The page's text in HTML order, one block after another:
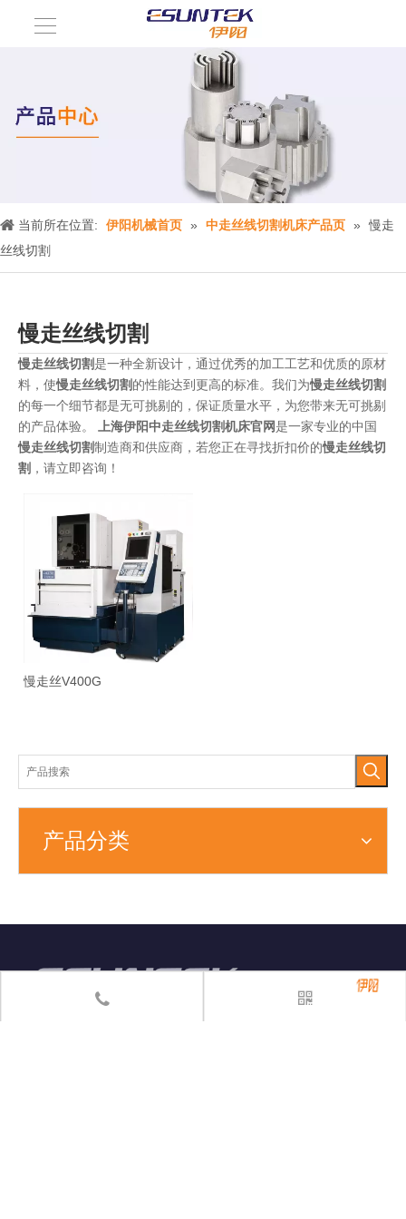
当前所在位置: 伊阳机械首页 » 中走丝线切割机床产品页 »
慢走
丝线切割
慢走丝线切割
慢走丝线切割是一种全新设计，通过优秀的加工工艺和优质的原材
料，使慢走丝线切割的性能达到更高的标准。我们为慢走丝线切割
的每一个细节都是无可挑剔的，保证质量水平，为您带来无可挑剔
的产品体验。 上海伊阳中走丝线切割机床官网是一家专业的中国
慢走丝线切割制造商和供应商，若您正在寻找折扣价的慢走丝线切
割 ，请立即咨询！
慢走丝V400G
产品分类